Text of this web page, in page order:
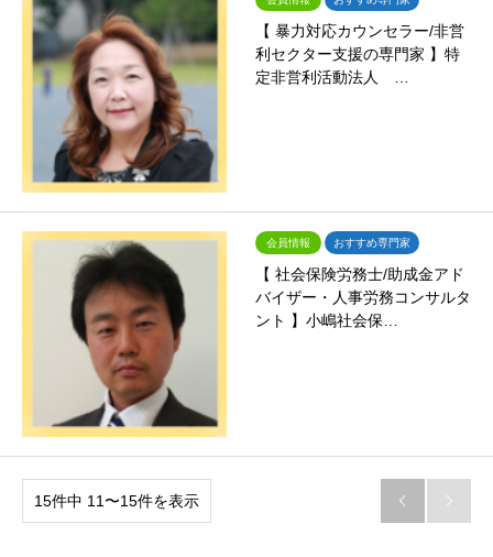
【 暴力対応カウンセラー/非営
利セクター支援の専門家 】特
定非営利活動法人 …
会員情報 おすすめ専門家
【 社会保険労務士/助成金アド
バイザー・人事労務コンサルタ
ント 】小嶋社会保…
15件中 11〜15件を表示  